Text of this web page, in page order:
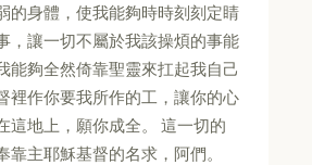
的身體，使我能夠時時刻刻定睛
，讓一切不屬於我該操煩的事能
能夠全然倚靠聖靈來扛起我自己
裡作你要我所作的工，讓你的心
這地上，願你成全。 這一切的
靠主耶穌基督的名求，阿們。